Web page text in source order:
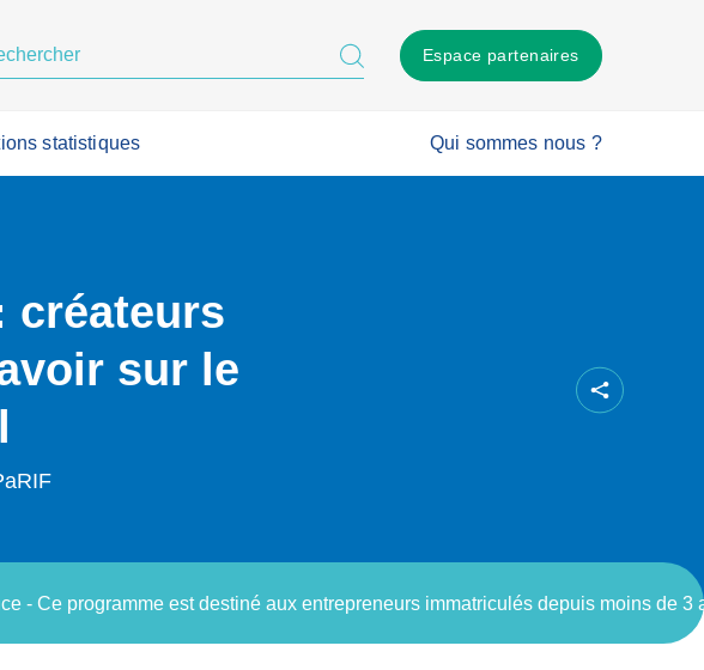
Espace partenaires
statistiques Qui sommes nous ?
créateurs
sur le
- Ce programme est destiné aux entrepreneurs immatriculés depuis moins de 3